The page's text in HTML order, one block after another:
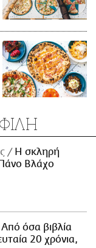
H σκληρή
Βλάχο
όσα βιβλία
20 χρόνια,